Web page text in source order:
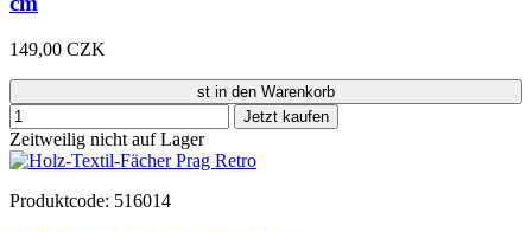
149,00 CZK
st in den Warenkorb
Jetzt kaufen
Zeitweilig nicht auf Lager
Produktcode: 516014